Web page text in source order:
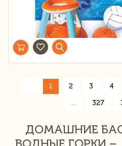
1 2 3 4
327
ДОМАШНИЕ